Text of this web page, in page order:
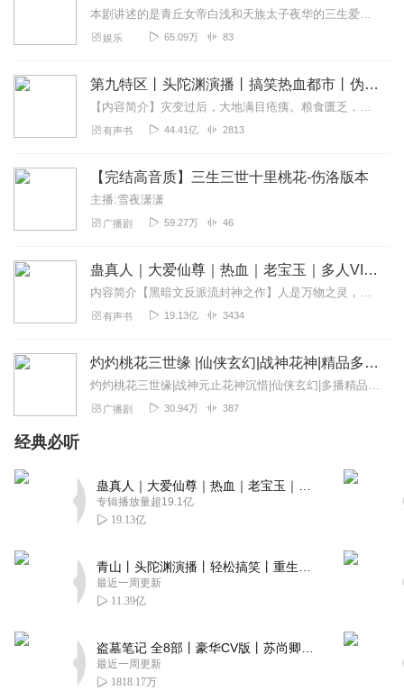
本剧讲述的是青丘女帝白浅和天族太子夜华的三生爱恨，三世纠葛的故事。翼君擎苍向神族挑起战争，神族付出惨痛代价封印了擎苍，同年天孙夜华出世。七万年后...
娱乐 65.09万 83
第九特区丨头陀渊演播丨搞笑热血都市丨伪戒丨VIP免费多人有声剧
【内容简介】灾变过后，大地满目疮痍。粮食匮乏，资源紧俏，局势混乱……一位从待规划区杀出来的青年，背对着漫天黄沙，孤身来到九区谋生，却不曾想偶然结识三五好友，一念...
有声书 44.41亿 2813
【完结高音质】三生三世十里桃花-伤洛版本
主播:雪夜潇潇
广播剧 59.27万 46
蛊真人｜大爱仙尊｜热血｜老宝玉｜多人VIP免费有声剧
内容简介【黑暗文反派流封神之作】人是万物之灵，蛊是天地真精。一个穿越者不断重生的故事。一个养蛊、炼蛊、用蛊的奇特世界。配音组（男角色）老宝玉旁白...
有声书 19.13亿 3434
灼灼桃花三世缘 |仙侠玄幻|战神花神|精品多播|枕上书|三生三世十里桃花
灼灼桃花三世缘|战神元止花神沉惜|仙侠玄幻|多播精品|枕上书|三生三世十里桃花|等待你醒来，一起看我为你种下的十里桃花灼灼桃花三世缘，桃...
广播剧 30.94万 387
经典必听
专辑播放量超19.1亿
19.13亿
最近一周更新
11.39亿
最近一周更新
1818.17万